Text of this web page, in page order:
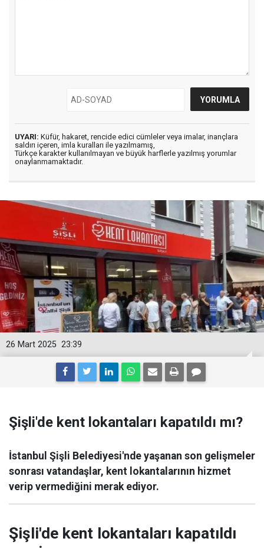
UYARI: Küfür, hakaret, rencide edici cümleler veya imalar, inançlara
saldırı içeren, imla kuralları ile yazılmamış,
Türkçe karakter kullanılmayan ve büyük harflerle yazılmış yorumlar
onaylanmamaktadır.
23:39
26 Mart 2025
Şişli'de kent lokantaları kapatıldı mı?
İstanbul Şişli Belediyesi'nde yaşanan son gelişmeler
sonrası vatandaşlar, kent lokantalarının hizmet
verip vermediğini merak ediyor.
Şişli'de kent lokantaları kapatıldı